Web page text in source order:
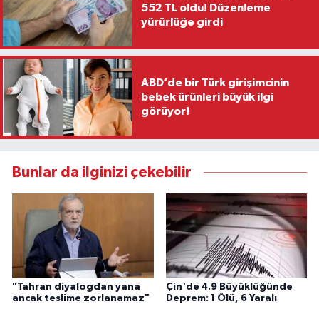
552 TL oldu! Düzenleme
yürürlüğe girdi
ABD’de bir Türk girişimcinin
bebek ürünleri büyük ilgi
görüyor!
Bunlar da ilginizi çekebilir
"Tahran diyalogdan yana
ancak teslime zorlanamaz"
Çin'de 4.9 Büyüklüğünde
Deprem: 1 Ölü, 6 Yaralı